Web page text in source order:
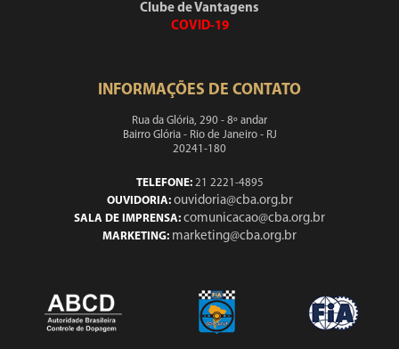
Clube de Vantagens
COVID-19
INFORMAÇÕES DE CONTATO
Rua da Glória, 290 - 8º andar
Bairro Glória - Rio de Janeiro - RJ
20241-180
TELEFONE:21 2221-4895
OUVIDORIA: ouvidoria@cba.org.br
SALA DE IMPRENSA: comunicacao@cba.org.br
MARKETING: marketing@cba.org.br